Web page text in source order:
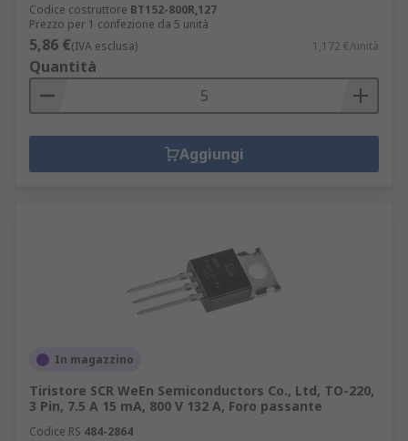
Codice costruttore BT152-800R,127
Prezzo per 1 confezione da 5 unità
5,86 €(IVA esclusa) 1,172 €/unità
Quantità
Aggiungi
In magazzino
Tiristore SCR WeEn Semiconductors Co., Ltd, TO-220,
3 Pin, 7.5 A 15 mA, 800 V 132 A, Foro passante
Codice RS 484-2864